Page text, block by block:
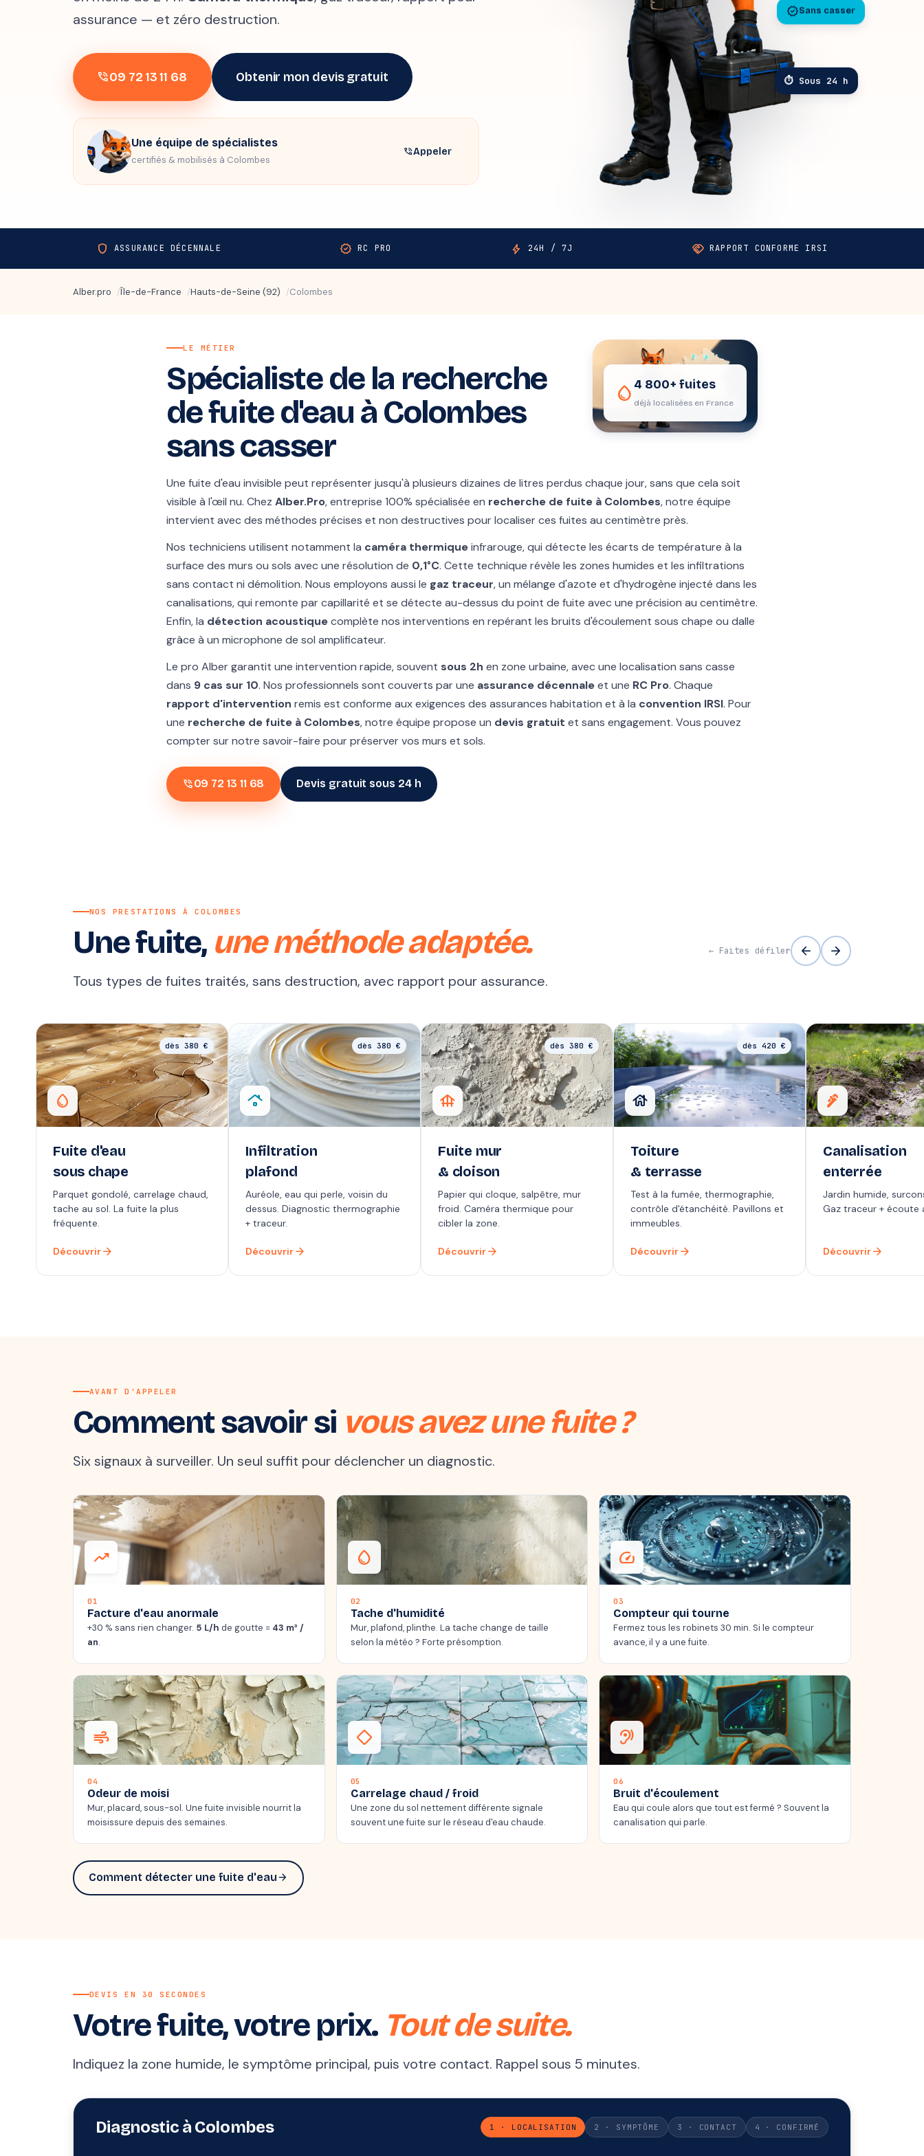
assurance — et zéro destruction.
phone_in_talk09 72 13 11 68 Obtenir mon devis gratuit
Une équipe de spécialistes
certifiés & mobilisés à Colombes
phone_in_talkAppeler
⏱ Sous 24 h
verifiedSans casser
shield ASSURANCE DÉCENNALE verified RC PRO bolt 24H / 7J handshakeRAPPORT CONFORME IRSI
Alber.pro Île-de-France Hauts-de-Seine (92) Colombes
water_drop 4 800+ fuites
déjà localisées en France
LE MÉTIER
Spécialiste de la recherche
de fuite d'eau à Colombes
sans casser
Une fuite d'eau invisible peut représenter jusqu'à plusieurs dizaines de litres perdus chaque jour, sans que cela soit
visible à l'œil nu. Chez Alber.Pro, entreprise 100% spécialisée en recherche de fuite à Colombes, notre équipe
intervient avec des méthodes précises et non destructives pour localiser ces fuites au centimètre près.
Nos techniciens utilisent notamment la caméra thermiqueinfrarouge, qui détecte les écarts de température à la
surface des murs ou sols avec une résolution de 0,1°C. Cette technique révèle les zones humides et les infiltrations
sans contact ni démolition. Nous employons aussi le gaz traceur, un mélange d'azote et d'hydrogène injecté dans les
canalisations, qui remonte par capillarité et se détecte au-dessus du point de fuite avec une précision au centimètre.
Enfin, la détection acoustiquecomplète nos interventions en repérant les bruits d'écoulement sous chape ou dalle
grâce à un microphone de sol amplificateur.
Le pro Alber garantit une intervention rapide, souvent sous 2h en zone urbaine, avec une localisation sans casse
dans 9 cas sur 10. Nos professionnels sont couverts par une assurance décennaleet une RC Pro. Chaque
rapport d'intervention remis est conforme aux exigences des assurances habitation et à la convention IRSI. Pour
une recherche de fuite à Colombes, notre équipe propose un devis gratuit et sans engagement. Vous pouvez
compter sur notre savoir-faire pour préserver vos murs et sols.
phone_in_talk09 72 13 11 68 Devis gratuit sous 24 h
NOS PRESTATIONS À COLOMBES
Une fuite, une méthode adaptée.
Tous types de fuites traités, sans destruction, avec rapport pour assurance.
← Faites défiler arrow_back arrow_forward
water_drop
dès 380 €
Fuite d'eau
sous chape
Parquet gondolé, carrelage chaud,
tache au sol. La fuite la plus
fréquente.
Découvrirarrow_forward
roofing
dès 380 €
Infiltration
plafond
Auréole, eau qui perle, voisin du
dessus. Diagnostic thermographie
+ traceur.
Découvrirarrow_forward
foundation
dès 380 €
Fuite mur
& cloison
Papier qui cloque, salpêtre, mur
froid. Caméra thermique pour
cibler la zone.
Découvrirarrow_forward
house
dès 420 €
Toiture
& terrasse
Test à la fumée, thermographie,
contrôle d'étanchéité. Pavillons et
immeubles.
Découvrirarrow_forward
plumbing
Canalisation
enterrée
Jardin humide,
Gaz traceur + écoute
Découvrirarrow_forward
AVANT D'APPELER
Comment savoir si vous avez une fuite ?
Six signaux à surveiller. Un seul suffit pour déclencher un diagnostic.
trending_up
01
Facture d'eau anormale
+30 % sans rien changer. 5 L/h de goutte = 43 m³ /
an.
water_drop
02
Tache d'humidité
Mur, plafond, plinthe. La tache change de taille
selon la météo ? Forte présomption.
speed
03
Compteur qui tourne
Fermez tous les robinets 30 min. Si le compteur
avance, il y a une fuite.
air
04
Odeur de moisi
Mur, placard, sous-sol. Une fuite invisible nourrit la
moisissure depuis des semaines.
thermostat_carbon
05
Carrelage chaud / froid
Une zone du sol nettement différente signale
souvent une fuite sur le réseau d'eau chaude.
hearing
06
Bruit d'écoulement
Eau qui coule alors que tout est fermé ? Souvent la
canalisation qui parle.
Comment détecter une fuite d'eauarrow_forward
DEVIS EN 30 SECONDES
Votre fuite, votre prix. Tout de suite.
Indiquez la zone humide, le symptôme principal, puis votre contact. Rappel sous 5 minutes.
Diagnostic à Colombes 1 · LOCALISATION 2 · SYMPTÔME 3 · CONTACT 4 · CONFIRMÉ